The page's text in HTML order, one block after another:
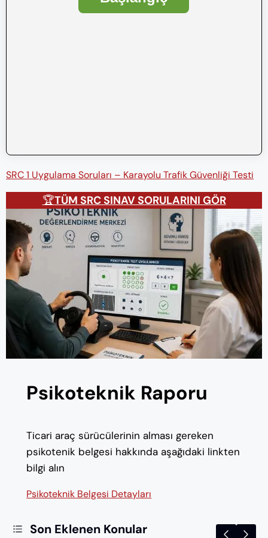
SRC 1 Uygulama Soruları – Karayolu Trafik Güvenliği Testi
🏆TÜM SRC SINAV SORULARINI GÖR
Psikoteknik Raporu
Ticari araç sürücülerinin alması gereken
psikotenik belgesi hakkında aşağıdaki linkten
bilgi alın
Psikoteknik Belgesi Detayları
Son Eklenen Konular